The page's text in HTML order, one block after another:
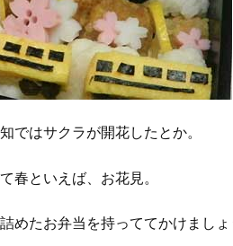
ではサクラが開花したとか。
春といえば、お花見。
めたお弁当を持っててかけまし